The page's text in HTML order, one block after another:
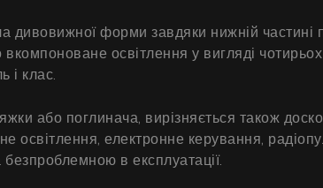
форми завдяки нижній частині
вкомпоноване освітлення у вигляді
і клас.
або поглинача, вирізняється також
освітлення, електронне керування,
в експлуатації.